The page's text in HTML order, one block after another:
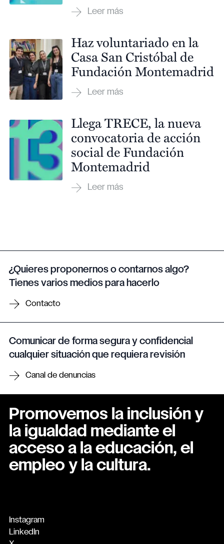
Haz voluntariado en la
Casa San Cristóbal de
Fundación Montemadrid
Llega TRECE, la nueva
convocatoria de acción
social de Fundación
Montemadrid
¿Quieres proponernos o contarnos algo?
Tienes varios medios para hacerlo
Contacto
Comunicar de forma segura y confidencial
cualquier situación que requiera revisión
Canal de denuncias
Promovemos la inclusión y
la igualdad mediante el
acceso a la educación, el
empleo y la cultura.
Instagram
LinkedIn